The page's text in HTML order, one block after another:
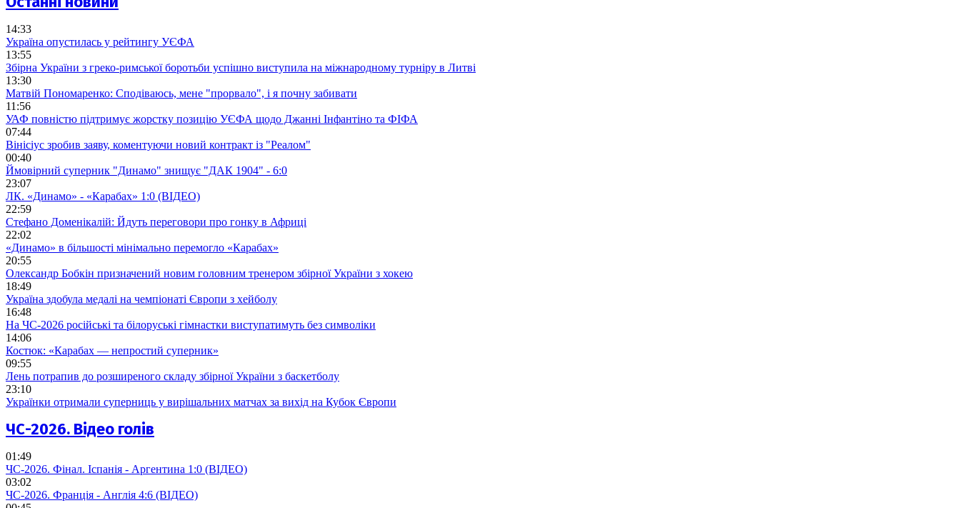
14:33
Україна опустилась у рейтингу УЄФА
13:55
Збірна України з греко-римської боротьби успішно виступила на міжнародному турніру в Литві
13:30
Матвій Пономаренко: Сподіваюсь, мене "прорвало", і я почну забивати
11:56
УАФ повністю підтримує жорстку позицію УЄФА щодо Джанні Інфантіно та ФІФА
07:44
Вінісіус зробив заяву, коментуючи новий контракт із "Реалом"
00:40
Ймовірний суперник "Динамо" знищує "ДАК 1904" - 6:0
23:07
ЛК. «Динамо» - «Карабах» 1:0 (ВІДЕО)
22:59
Стефано Доменікалій: Йдуть переговори про гонку в Африці
22:02
«Динамо» в більшості мінімально перемогло «Карабах»
20:55
Олександр Бобкін призначений новим головним тренером збірної України з хокею
18:49
Україна здобула медалі на чемпіонаті Європи з хейболу
16:48
На ЧС-2026 російські та білоруські гімнастки виступатимуть без символіки
14:06
Костюк: «Карабах — непростий суперник»
09:55
Лень потрапив до розширеного складу збірної України з баскетболу
23:10
Українки отримали суперниць у вирішальних матчах за вихід на Кубок Європи
ЧС-2026. Відео голів
01:49
ЧС-2026. Фінал. Іспанія - Аргентина 1:0 (ВІДЕО)
03:02
ЧС-2026. Франція - Англія 4:6 (ВІДЕО)